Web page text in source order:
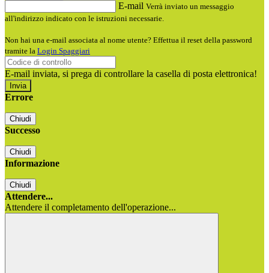
E-mail Verrà inviato un messaggio
all'indirizzo indicato con le istruzioni necessarie.
Non hai una e-mail associata al nome utente? Effettua il reset della password
tramite la Login Spaggiari
E-mail inviata, si prega di controllare la casella di posta elettronica!
Errore
Chiudi
Successo
Chiudi
Informazione
Chiudi
Attendere...
Attendere il completamento dell'operazione...